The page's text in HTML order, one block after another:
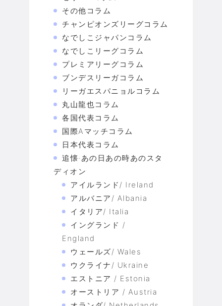
その他コラム
チャンピオンズリーグコラム
なでしこジャパンコラム
なでしこリーグコラム
プレミアリーグコラム
ブンデスリーガコラム
リーガエスパニョルコラム
丸山龍也コラム
各国代表コラム
国際Aマッチコラム
日本代表コラム
追懐·あの日あの時あのスタ
ディオン
アイルランド/ Ireland
アルバニア/ Albania
イタリア/ Italia
イングランド /
England
ウェールズ/ Wales
ウクライナ/ Ukraine
エストニア / Estonia
オーストリア / Austria